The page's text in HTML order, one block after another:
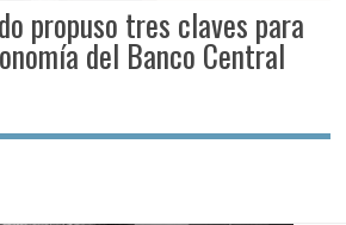
propuso tres claves para
del Banco Central